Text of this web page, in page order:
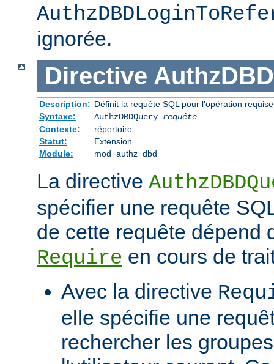
ignorée.
Directive
Description: Définit la requête SQL pour l'opération requise
Syntaxe:
AuthzDBDQuery requête
Contexte:
répertoire
Statut:
Extension
Module:
mod_authz_dbd
La directive
spécifier une requête
de cette requête dépend
Require en cours de
Avec la directive
elle spécifie une
rechercher les